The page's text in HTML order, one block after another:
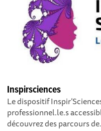
Inspirsciences
Le dispositif
professionnel.le.s
découvrez des parcours